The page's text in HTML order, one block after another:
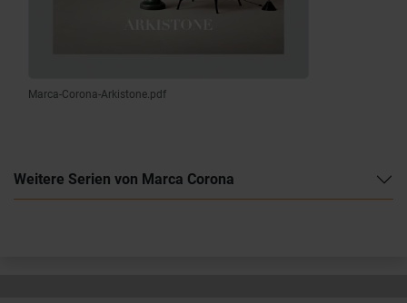
Marca-Corona-Arkistone.pdf
Weitere Serien von Marca Corona